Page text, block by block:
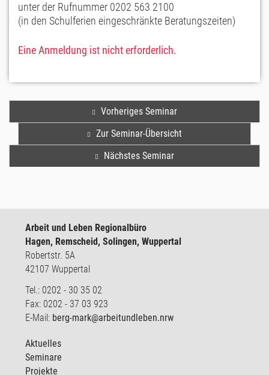
unter der Rufnummer 0202 563 2100
(in den Schulferien eingeschränkte Beratungszeiten)
Eine Anmeldung ist nicht erforderlich.
Vorheriges Seminar
Zur Seminar-Übersicht
Nächstes Seminar
Arbeit und Leben Regionalbüro
Hagen, Remscheid, Solingen, Wuppertal
Robertstr. 5A
42107 Wuppertal
Tel.: 0202 - 30 35 02
Fax: 0202 - 37 03 923
E-Mail: berg-mark@arbeitundleben.nrw
Aktuelles
Seminare
Projekte